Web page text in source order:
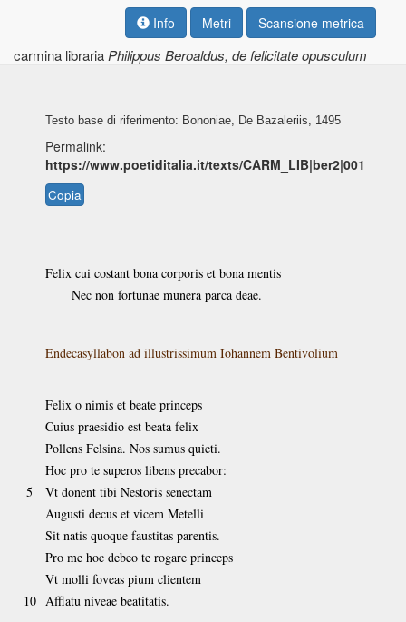
Info Metri Scansione metrica
carmina libraria Philippus Beroaldus, de felicitate opusculum
Testo base di riferimento: Bononiae, De Bazaleriis, 1495
Permalink:
https://www.poetiditalia.it/texts/CARM_LIB|ber2|001
Copia
Felix cui costant bona corporis et bona mentis
Nec non fortunae munera parca deae.
Endecasyllabon ad illustrissimum Iohannem Bentivolium
Felix o nimis et beate princeps
Cuius praesidio est beata felix
Pollens Felsina. Nos sumus quieti.
Hoc pro te superos libens precabor:
5
Vt donent tibi Nestoris senectam
Augusti decus et vicem Metelli
Sit natis quoque faustitas parentis.
Pro me hoc debeo te rogare princeps
Vt molli foveas pium clientem
10 Afflatu niveae beatitatis.